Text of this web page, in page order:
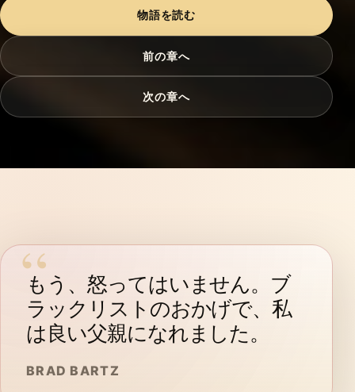
物語を読む
前の章へ
次の章へ
もう、怒ってはいません。ブ
ラックリストのおかげで、私
は良い父親になれました。
BRAD BARTZ